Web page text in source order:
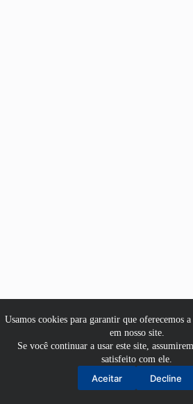
Usamos cookies para garantir que oferecemos
em nosso site.
Se você continuar a usar este site,
satisfeito com ele.
Aceitar Decline